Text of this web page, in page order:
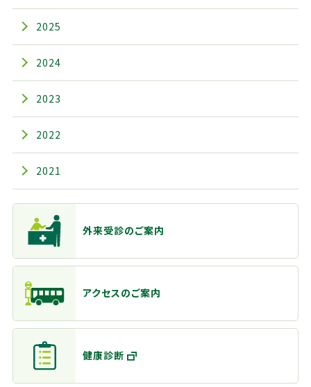
2025
2024
2023
2022
2021
主なメニュー
外来受診のご案内
アクセスのご案内
健康診断